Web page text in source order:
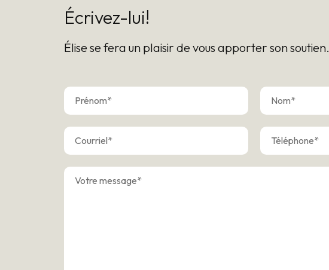
Écrivez-lui!
Élise se fera un plaisir de vous apporter son soutien.